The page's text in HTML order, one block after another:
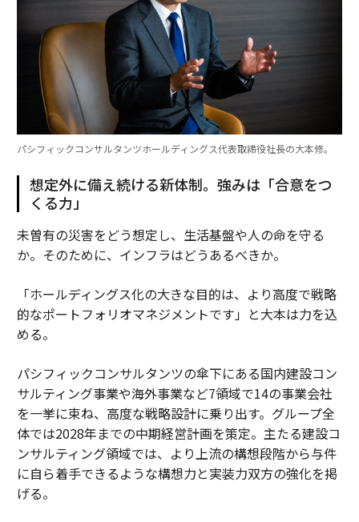
パシフィックコンサルタンツホールディングス代表取締役社長の大本修。
想定外に備え続ける新体制。強みは「合意をつ
くる力」
未曽有の災害をどう想定し、生活基盤や人の命を守る
か。そのために、インフラはどうあるべきか。
「ホールディングス化の大きな目的は、より高度で戦略
的なポートフォリオマネジメントです」と大本は力を込
める。
パシフィックコンサルタンツの傘下にある国内建設コン
サルティング事業や海外事業など7領域で14の事業会社
を一挙に束ね、高度な戦略設計に乗り出す。グループ全
体では2028年までの中期経営計画を策定。主たる建設コ
ンサルティング領域では、より上流の構想段階から与件
に自ら着手できるような構想力と実装力双方の強化を掲
げる。